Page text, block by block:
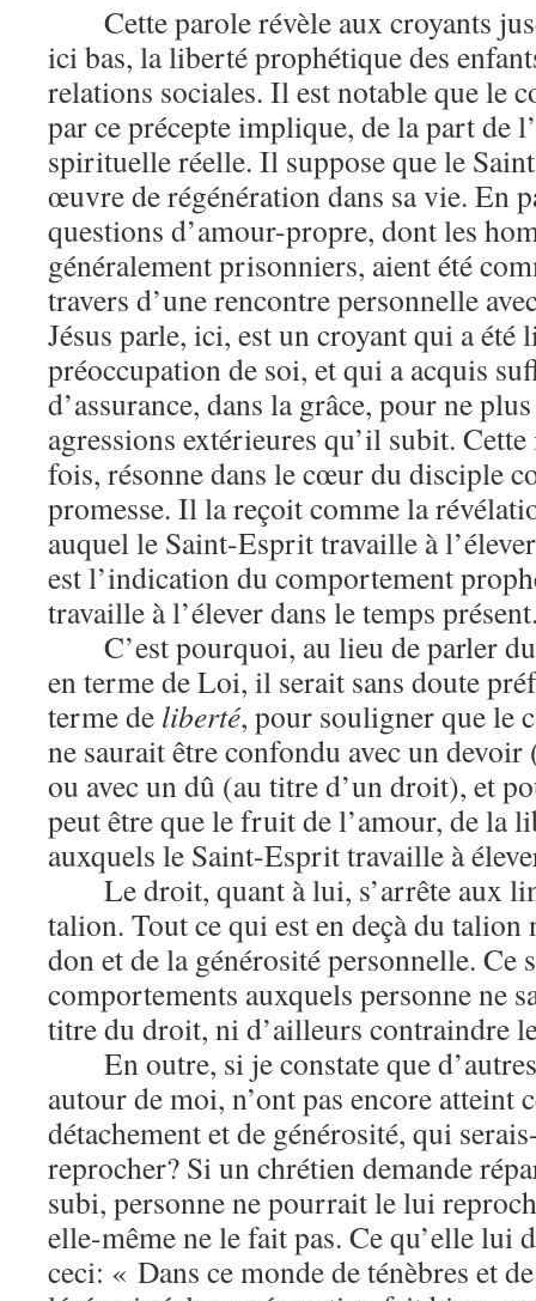
Cette parole révèle aux croyants
ici bas, la liberté prophétique des
relations sociales. Il est notable que le
par ce précepte implique, de la part de
spirituelle réelle. Il suppose que le
œuvre de régénération dans sa vie. En
questions d’amour-propre, dont les
généralement prisonniers, aient été
travers d’une rencontre personnelle
Jésus parle, ici, est un croyant qui a été
préoccupation de soi, et qui a acquis
d’assurance, dans la grâce, pour ne
agressions extérieures qu’il subit.
fois, résonne dans le cœur du disciple
promesse. Il la reçoit comme la
auquel le Saint-Esprit travaille à
est l’indication du comportement
travaille à l’élever dans le temps
C’est pourquoi, au lieu de parler
en terme de Loi, il serait sans doute
terme de liberté, pour souligner que le
ne saurait être confondu avec un devoir
ou avec un dû (au titre d’un droit), et
peut être que le fruit de l’amour, de la
auxquels le Saint-Esprit travaille à
Le droit, quant à lui, s’arrête aux
talion. Tout ce qui est en deçà du talion
don et de la générosité personnelle. Ce
comportements auxquels personne ne
titre du droit, ni d’ailleurs contraindre
En outre, si je constate que
autour de moi, n’ont pas encore atteint
détachement et de générosité, qui
reprocher? Si un chrétien demande
subi, personne ne pourrait le lui
elle-même ne le fait pas. Ce qu’elle lui
ceci: « Dans ce monde de ténèbres et